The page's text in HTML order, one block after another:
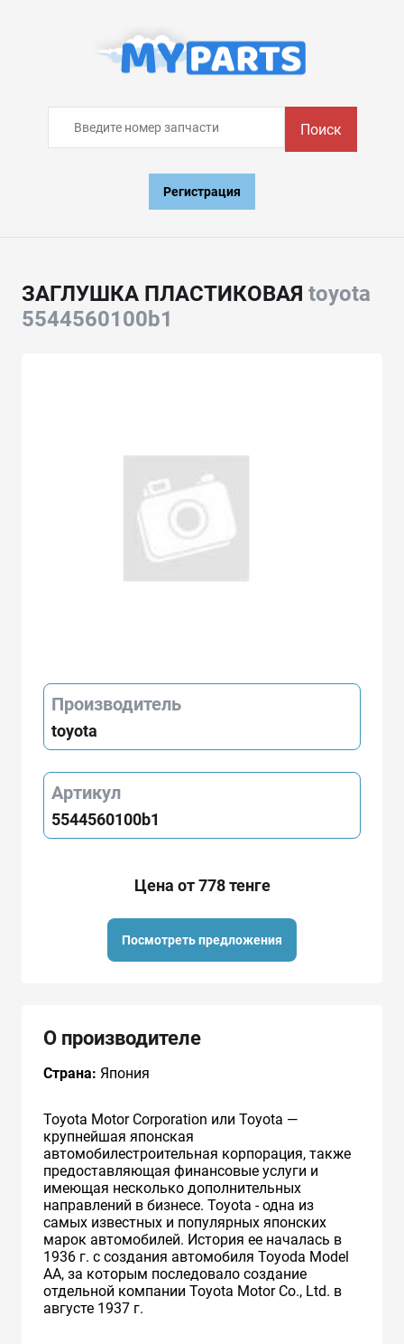
Поиск
Регистрация
ЗАГЛУШКА ПЛАСТИКОВАЯ toyota
5544560100b1
Производитель
toyota
Артикул
5544560100b1
Цена от 778 тенге
Посмотреть предложения
О производителе
Страна: Япония
Toyota Motor Corporation или Toyota —
крупнейшая японская
автомобилестроительная корпорация, также
предоставляющая финансовые услуги и
имеющая несколько дополнительных
направлений в бизнесе. Toyota - одна из
самых известных и популярных японских
марок автомобилей. История ее началась в
1936 г. с создания автомобиля Toyoda Model
AA, за которым последовало создание
отдельной компании Toyota Motor Co., Ltd. в
августе 1937 г.